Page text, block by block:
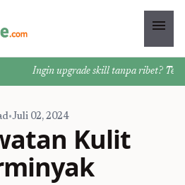
menu
Ingin upgrade skill tanpa ribet?
•Juli 02, 2024
Kulit